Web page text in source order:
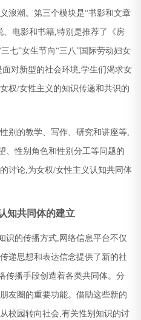
浪潮。第三个模块是“书影和文章
、电影和书籍,特别是推荐了《房
三七”女生节向“三八” 国际劳动妇女
面对新型的社会环境,学生们渴求女
权/女性主义的知识传递和共识的
别的教学、写作、研究和讲座等,
、性别角色和性别分工等问题的
讨论,为女权/女性主义认知共同体
知共同体的建立
识的传播方式, 网络信息平台不仅
递思想和表达信念提供了新的社
传播手段创造着各类共同体。分
友圈的重要功能。借助这些新的
校园转向社会,有关性别知识的讨